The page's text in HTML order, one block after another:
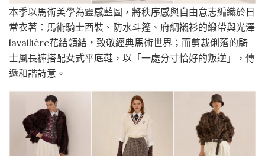
本季以馬術美學為靈感藍圖，將秩序感與自由意志編織於日
常衣著：馬術騎士西裝、防水斗篷、府綢襯衫的緞帶與光澤
lavallière花結領結，致敬經典馬術世界；而剪裁俐落的騎
士風長褲搭配女式平底鞋，以「一處分寸恰好的叛逆」，傳
遞和諧詩意。